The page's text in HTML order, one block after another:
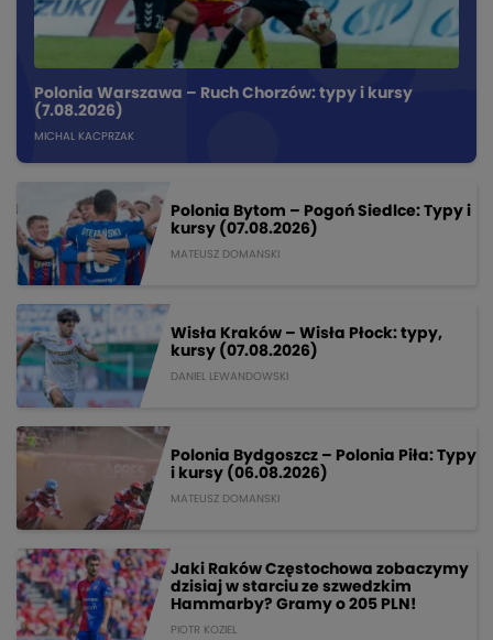
Polonia Warszawa – Ruch Chorzów: typy i kursy
(7.08.2026)
MICHAL KACPRZAK
Polonia Bytom – Pogoń Siedlce: Typy i
kursy (07.08.2026)
MATEUSZ DOMANSKI
Wisła Kraków – Wisła Płock: typy,
kursy (07.08.2026)
DANIEL LEWANDOWSKI
Polonia Bydgoszcz – Polonia Piła: Typy
i kursy (06.08.2026)
MATEUSZ DOMANSKI
Jaki Raków Częstochowa zobaczymy
dzisiaj w starciu ze szwedzkim
Hammarby? Gramy o 205 PLN!
PIOTR KOZIEL